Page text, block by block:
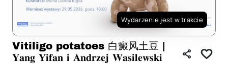
Wydarzenie jest w trakcie
Vitiligo potatoes 白癜⻛土豆 |
𝐘𝐚𝐧𝐠 𝐘𝐢𝐟𝐚𝐧 𝐢 𝐀𝐧𝐝𝐫𝐳𝐞𝐣 𝐖𝐚𝐬𝐢𝐥𝐞𝐰𝐬𝐤𝐢